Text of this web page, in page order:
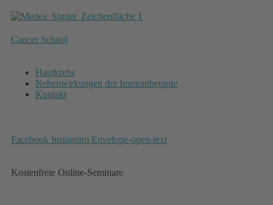
Zum
Inhalt
Cancer School
Menu
Hautkrebs
Nebenwirkungen der Immuntherapie
Kontakt
Facebook Instagram Envelope-open-text
Kostenfreie Online-Seminare